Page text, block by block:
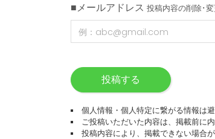
■メールアドレス 投稿内容の削除･
投稿する
個人情報・個人特定に繋がる情報は避
ご投稿いただいた内容は、掲載前に
投稿内容により、掲載できない場合